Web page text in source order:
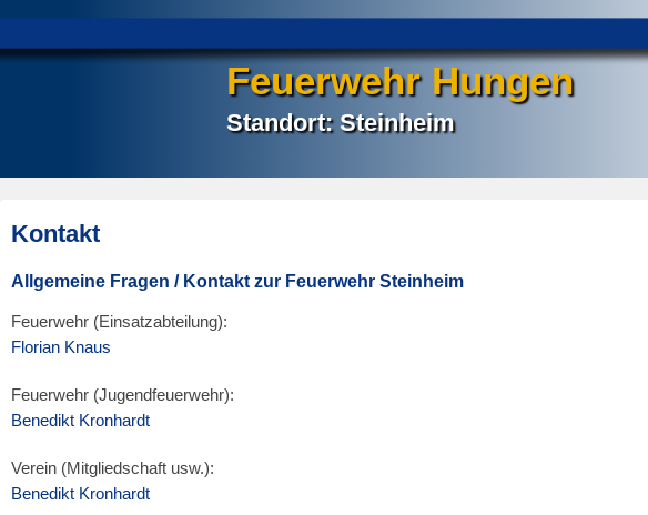
Feuerwehr Hungen
Standort: Steinheim
Kontakt
E
s
t
t
a
Allgemeine Fragen / Kontakt zur Feuerwehr Steinheim
Feuerwehr (Einsatzabteilung):
Florian Knaus
Feuerwehr (Jugendfeuerwehr):
Benedikt Kronhardt
Verein (Mitgliedschaft usw.):
Benedikt Kronhardt